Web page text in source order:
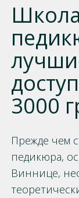
3000
Прежде чем
педикюра,
Виннице,